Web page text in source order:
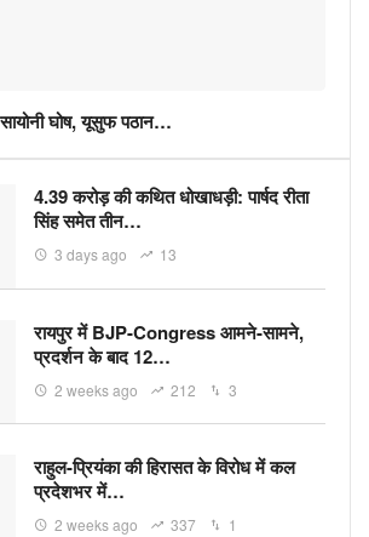
सायोनी घोष, यूसुफ पठान…
4.39 करोड़ की कथित धोखाधड़ी: पार्षद रीता
सिंह समेत तीन…
3 days ago 13
रायपुर में BJP-Congress आमने-सामने,
प्रदर्शन के बाद 12…
2 weeks ago 212 3
राहुल-प्रियंका की हिरासत के विरोध में कल
प्रदेशभर में…
2 weeks ago 337 1